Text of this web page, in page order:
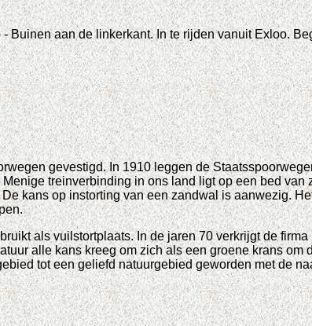
Buinen aan de linkerkant. In te rijden vanuit Exloo.
gevestigd. In 1910 leggen de
treinverbinding in ons land ligt op een bed
kans op instorting van een zandwal is aanwezig.
als vuilstortplaats. In de jaren 70 verkrijgt de
alle kans kreeg om zich als een groene krans
tot een geliefd natuurgebied geworden met de